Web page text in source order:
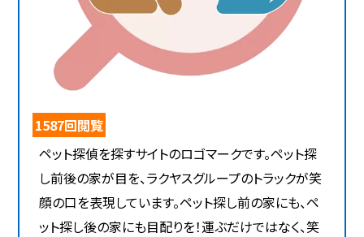
1587回閲覧
ペット探偵を探すサイトのロゴマークです。ペット探
し前後の家が目を、ラクヤスグループのトラックが笑
顔の口を表現しています。ペット探し前の家にも、ペ
ット探し後の家にも目配りを！運ぶだけではなく、笑